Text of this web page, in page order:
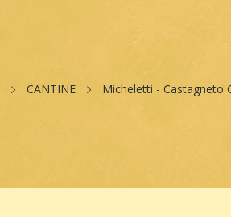
CANTINE Micheletti - Castagneto